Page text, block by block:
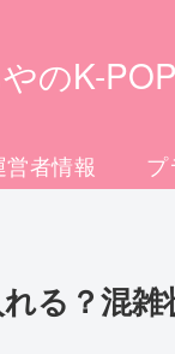
のK-
営者情報
る？混